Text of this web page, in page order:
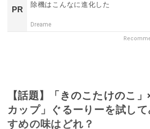
PR
除機はこんなに進化した
Dreame
【話題】「きのこたけのこ
カップ」ぐるーりーを試し
すめの味はどれ？